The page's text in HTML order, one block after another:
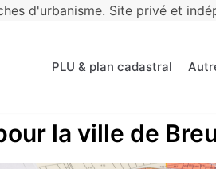
d'urbanisme. Site privé et
PLU & plan cadastral
la ville de